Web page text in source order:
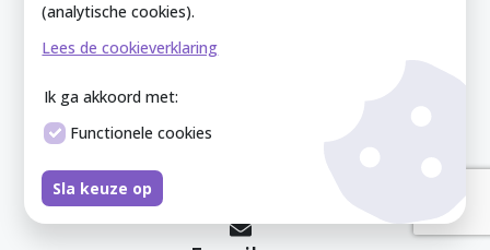
(analytische cookies).
Lees de cookieverklaring
Ik ga akkoord met:
Functionele cookies
Sla keuze op
7201 NE Zutphen